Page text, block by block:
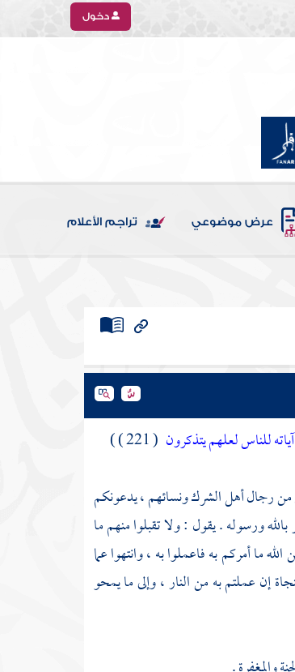
دخول
عرض موضوعي تراجم الأعلام
آياته للناس لعلهم يتذكرون ( 221 ) )
من رجال أهل الشرك ونسائهم ، يدعونكم
ورسوله . يقول : ولا تقبلوا منهم ما
ما أمركم به فاعملوا به ، وانتهوا عما
إن عملتم به من النار ، وإلى ما يمحو